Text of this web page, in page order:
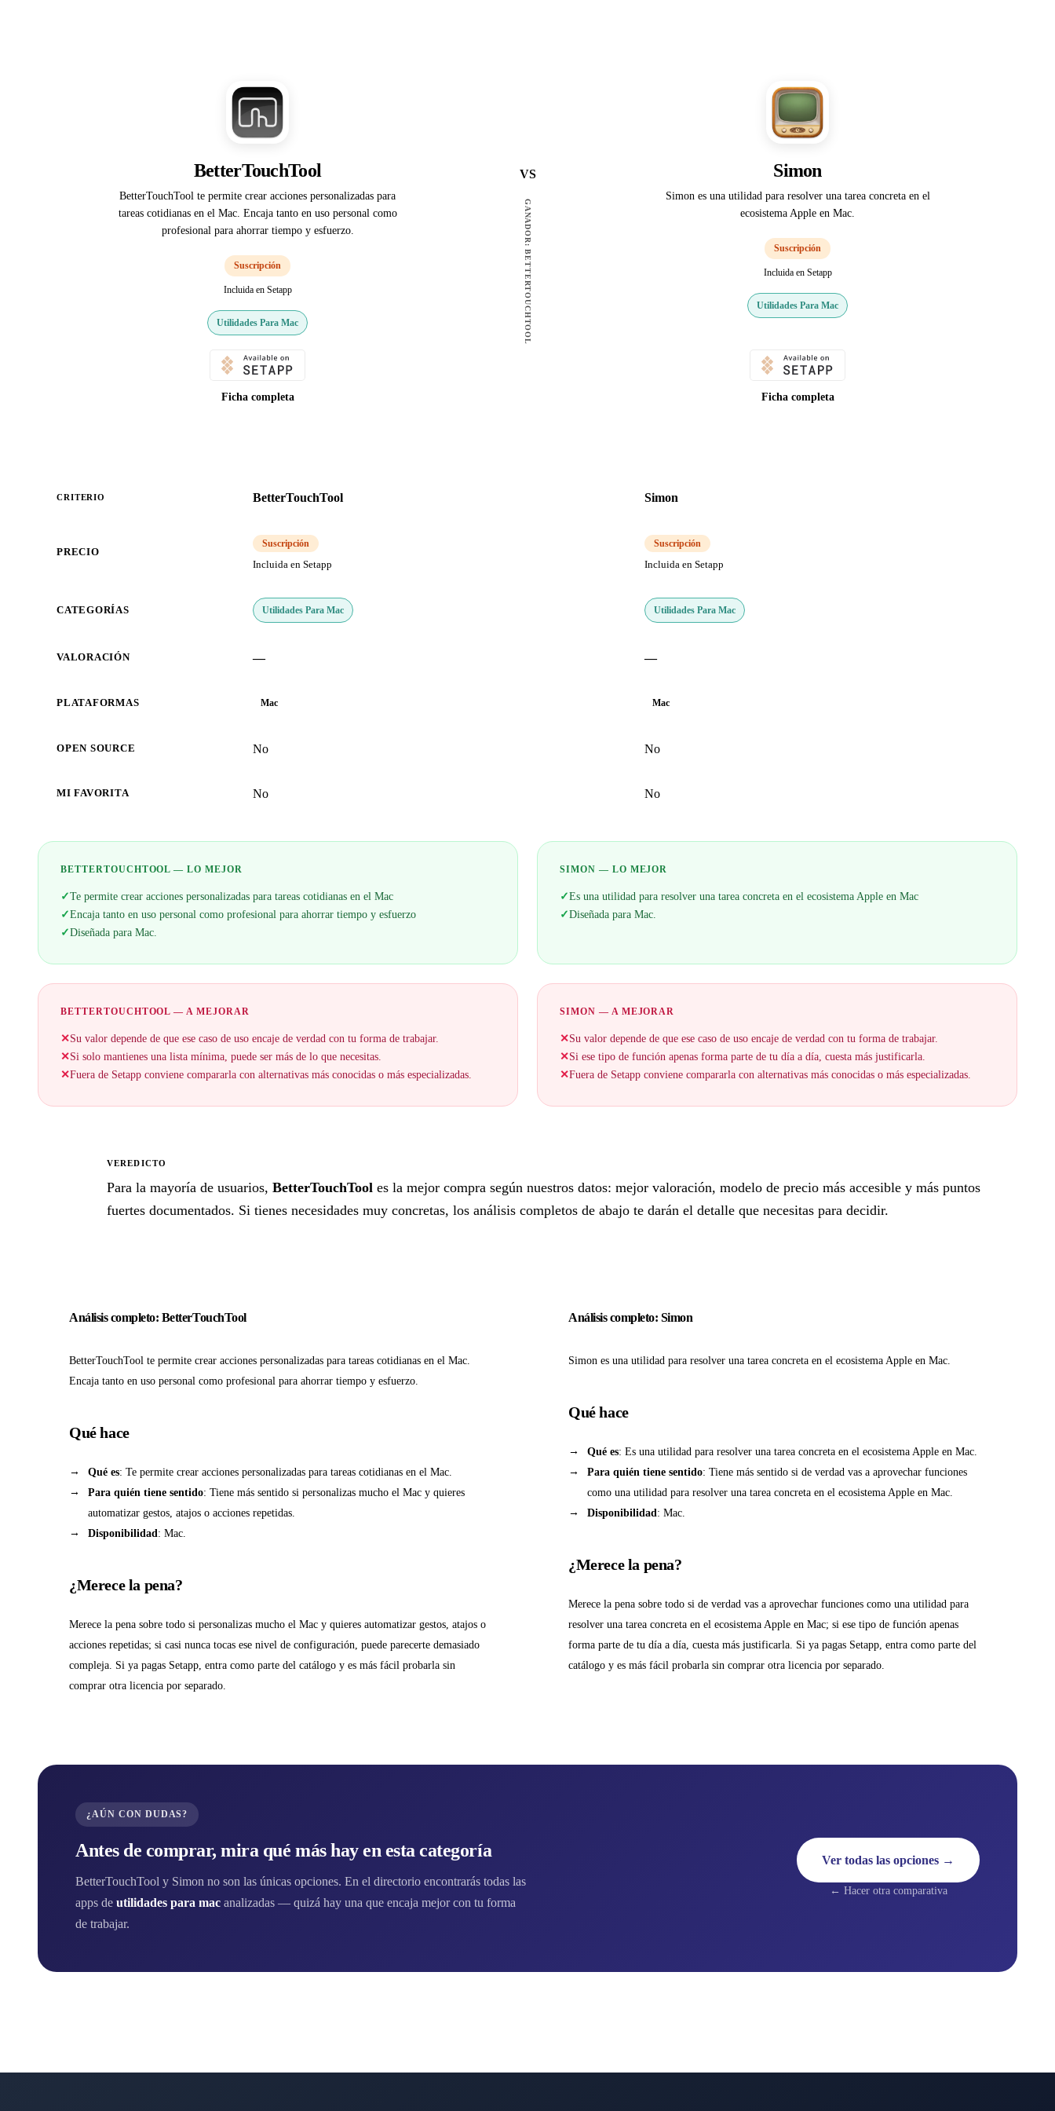
BetterTouchTool
BetterTouchTool te permite crear acciones personalizadas para
tareas cotidianas en el Mac. Encaja tanto en uso personal como
profesional para ahorrar tiempo y esfuerzo.
Suscripción
Incluida en Setapp
Utilidades Para Mac
Ficha completa
VS
GANADOR: BETTERTOUCHTOOL
Simon
Simon es una utilidad para resolver una tarea concreta en el
ecosistema Apple en Mac.
Suscripción
Incluida en Setapp
Utilidades Para Mac
Ficha completa
CRITERIO BetterTouchTool Simon
PRECIO
Suscripción
Incluida en Setapp
Suscripción
Incluida en Setapp
CATEGORÍAS Utilidades Para Mac Utilidades Para Mac
VALORACIÓN — —
PLATAFORMAS Mac Mac
OPEN SOURCE No No
MI FAVORITA No No
BETTERTOUCHTOOL — LO MEJOR
✓Te permite crear acciones personalizadas para tareas cotidianas en el Mac
✓Encaja tanto en uso personal como profesional para ahorrar tiempo y esfuerzo
✓Diseñada para Mac.
SIMON — LO MEJOR
✓Es una utilidad para resolver una tarea concreta en el ecosistema Apple en Mac
✓Diseñada para Mac.
BETTERTOUCHTOOL — A MEJORAR
✕Su valor depende de que ese caso de uso encaje de verdad con tu forma de trabajar.
✕Si solo mantienes una lista mínima, puede ser más de lo que necesitas.
✕Fuera de Setapp conviene compararla con alternativas más conocidas o más especializadas.
SIMON — A MEJORAR
✕Su valor depende de que ese caso de uso encaje de verdad con tu forma de trabajar.
✕Si ese tipo de función apenas forma parte de tu día a día, cuesta más justificarla.
✕Fuera de Setapp conviene compararla con alternativas más conocidas o más especializadas.
VEREDICTO
Para la mayoría de usuarios, BetterTouchTool es la mejor compra según nuestros datos: mejor valoración, modelo de precio más accesible y más puntos
fuertes documentados. Si tienes necesidades muy concretas, los análisis completos de abajo te darán el detalle que necesitas para decidir.
Análisis completo: BetterTouchTool
BetterTouchTool te permite crear acciones personalizadas para tareas cotidianas en el Mac.
Encaja tanto en uso personal como profesional para ahorrar tiempo y esfuerzo.
Qué hace
Qué es: Te permite crear acciones personalizadas para tareas cotidianas en el Mac.
Para quién tiene sentido: Tiene más sentido si personalizas mucho el Mac y quieres
automatizar gestos, atajos o acciones repetidas.
Disponibilidad: Mac.
¿Merece la pena?
Merece la pena sobre todo si personalizas mucho el Mac y quieres automatizar gestos, atajos o
acciones repetidas; si casi nunca tocas ese nivel de configuración, puede parecerte demasiado
compleja. Si ya pagas Setapp, entra como parte del catálogo y es más fácil probarla sin
comprar otra licencia por separado.
Análisis completo: Simon
Simon es una utilidad para resolver una tarea concreta en el ecosistema Apple en Mac.
Qué hace
Qué es: Es una utilidad para resolver una tarea concreta en el ecosistema Apple en Mac.
Para quién tiene sentido: Tiene más sentido si de verdad vas a aprovechar funciones
como una utilidad para resolver una tarea concreta en el ecosistema Apple en Mac.
Disponibilidad: Mac.
¿Merece la pena?
Merece la pena sobre todo si de verdad vas a aprovechar funciones como una utilidad para
resolver una tarea concreta en el ecosistema Apple en Mac; si ese tipo de función apenas
forma parte de tu día a día, cuesta más justificarla. Si ya pagas Setapp, entra como parte del
catálogo y es más fácil probarla sin comprar otra licencia por separado.
¿AÚN CON DUDAS?
Antes de comprar, mira qué más hay en esta categoría
BetterTouchTool y Simon no son las únicas opciones. En el directorio encontrarás todas las
apps de utilidades para mac analizadas — quizá hay una que encaja mejor con tu forma
de trabajar.
Ver todas las opciones →
← Hacer otra comparativa